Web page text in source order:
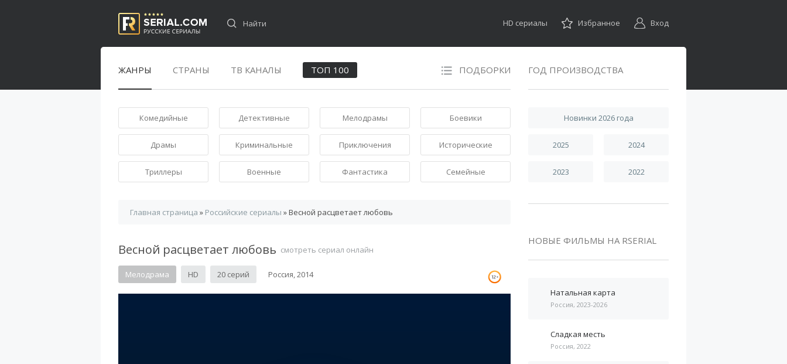
HD сериалы Избранное Вход
ЖАНРЫ СТРАНЫ ТВ КАНАЛЫ ПОДБОРКИ
ТОП 100
Комедийные Детективные Мелодрамы Боевики
Драмы Криминальные Приключения Исторические
Триллеры Военные Фантастика Семейные
Главная страница » Российские сериалы » Весной расцветает любовь
Весной расцветает любовь смотреть сериал онлайн
Мелодрама HD 20 серий Россия, 2014
ГОД ПРОИЗВОДСТВА
Новинки 2026 года
2025 2024
2023 2022
НОВЫЕ ФИЛЬМЫ НА RSERIAL
Натальная карта
Россия, 2023-2026
Сладкая месть
Россия, 2022